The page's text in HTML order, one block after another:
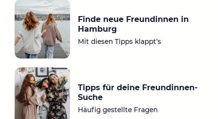
a
Finde neue Freundinnen in
Hamburg
Mit diesen Tipps klappt‘s
Tipps für deine Freundinnen-
Suche
Häufig gestellte Fragen